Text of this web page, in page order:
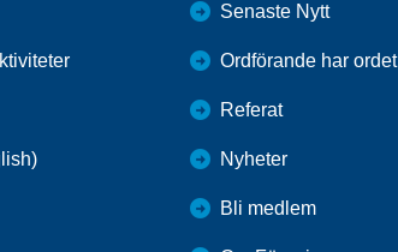
Senaste Nytt
Ordförande har ordet
Referat
Nyheter
Bli medlem